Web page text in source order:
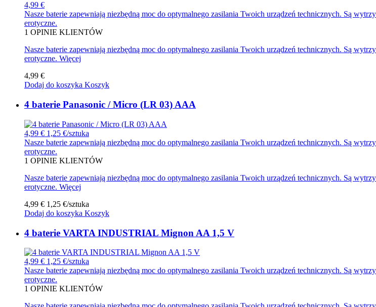
4,99 €
Nasze baterie zapewniają niezbędną moc do optymalnego zasilania Twoich urządzeń technicznych. Są
erotyczne.
1 OPINIE KLIENTÓW
Nasze baterie zapewniają niezbędną moc do optymalnego zasilania Twoich urządzeń technicznych. Są
erotyczne. Więcej
4,99 €
Dodaj do koszyka Koszyk
4 baterie Panasonic / Micro (LR 03) AAA
4,99 € 1,25 €/sztuka
Nasze baterie zapewniają niezbędną moc do optymalnego zasilania Twoich urządzeń technicznych. Są
erotyczne.
1 OPINIE KLIENTÓW
Nasze baterie zapewniają niezbędną moc do optymalnego zasilania Twoich urządzeń technicznych. Są
erotyczne. Więcej
4,99 € 1,25 €/sztuka
Dodaj do koszyka Koszyk
4 baterie VARTA INDUSTRIAL Mignon AA 1,5 V
4,99 € 1,25 €/sztuka
Nasze baterie zapewniają niezbędną moc do optymalnego zasilania Twoich urządzeń technicznych. Są
erotyczne.
1 OPINIE KLIENTÓW